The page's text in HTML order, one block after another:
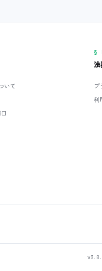
いて
§
法
プ
利